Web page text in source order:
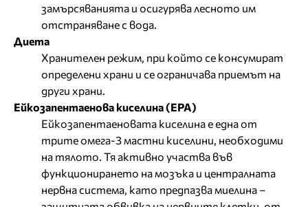
замърсяванията и осигурява лесното им
отстраняване с вода.
Диета
Хранителен режим, при който се консумират
определени храни и се ограничава приемът на
други храни.
Ейкозапентаенова киселина (EPA)
Ейкозапентаеновата киселина е една от
трите омега-3 мастни киселини, необходими
на тялото. Тя активно участва във
функционирането на мозъка и централната
нервна система, като предпазва миелина –